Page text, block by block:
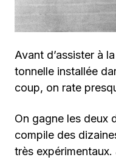
Avant d’assister à
tonnelle installée
coup, on rate
On gagne les deux
compile des
très